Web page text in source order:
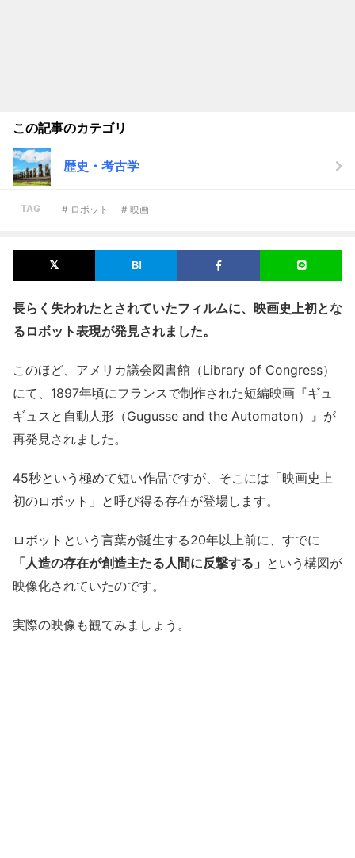
この記事のカテゴリ
歴史・考古学
TAG # ロボット # 映画
長らく失われたとされていたフィルムに、映画史上初とな
るロボット表現が発見されました。
このほど、アメリカ議会図書館（Library of Congress）
にて、1897年頃にフランスで制作された短編映画『ギュ
ギュスと自動人形（Gugusse and the Automaton）』が
再発見されました。
45秒という極めて短い作品ですが、そこには「映画史上
初のロボット」と呼び得る存在が登場します。
ロボットという言葉が誕生する20年以上前に、すでに
「人造の存在が創造主たる人間に反撃する」 という構図が
映像化されていたのです。
実際の映像も観てみましょう。